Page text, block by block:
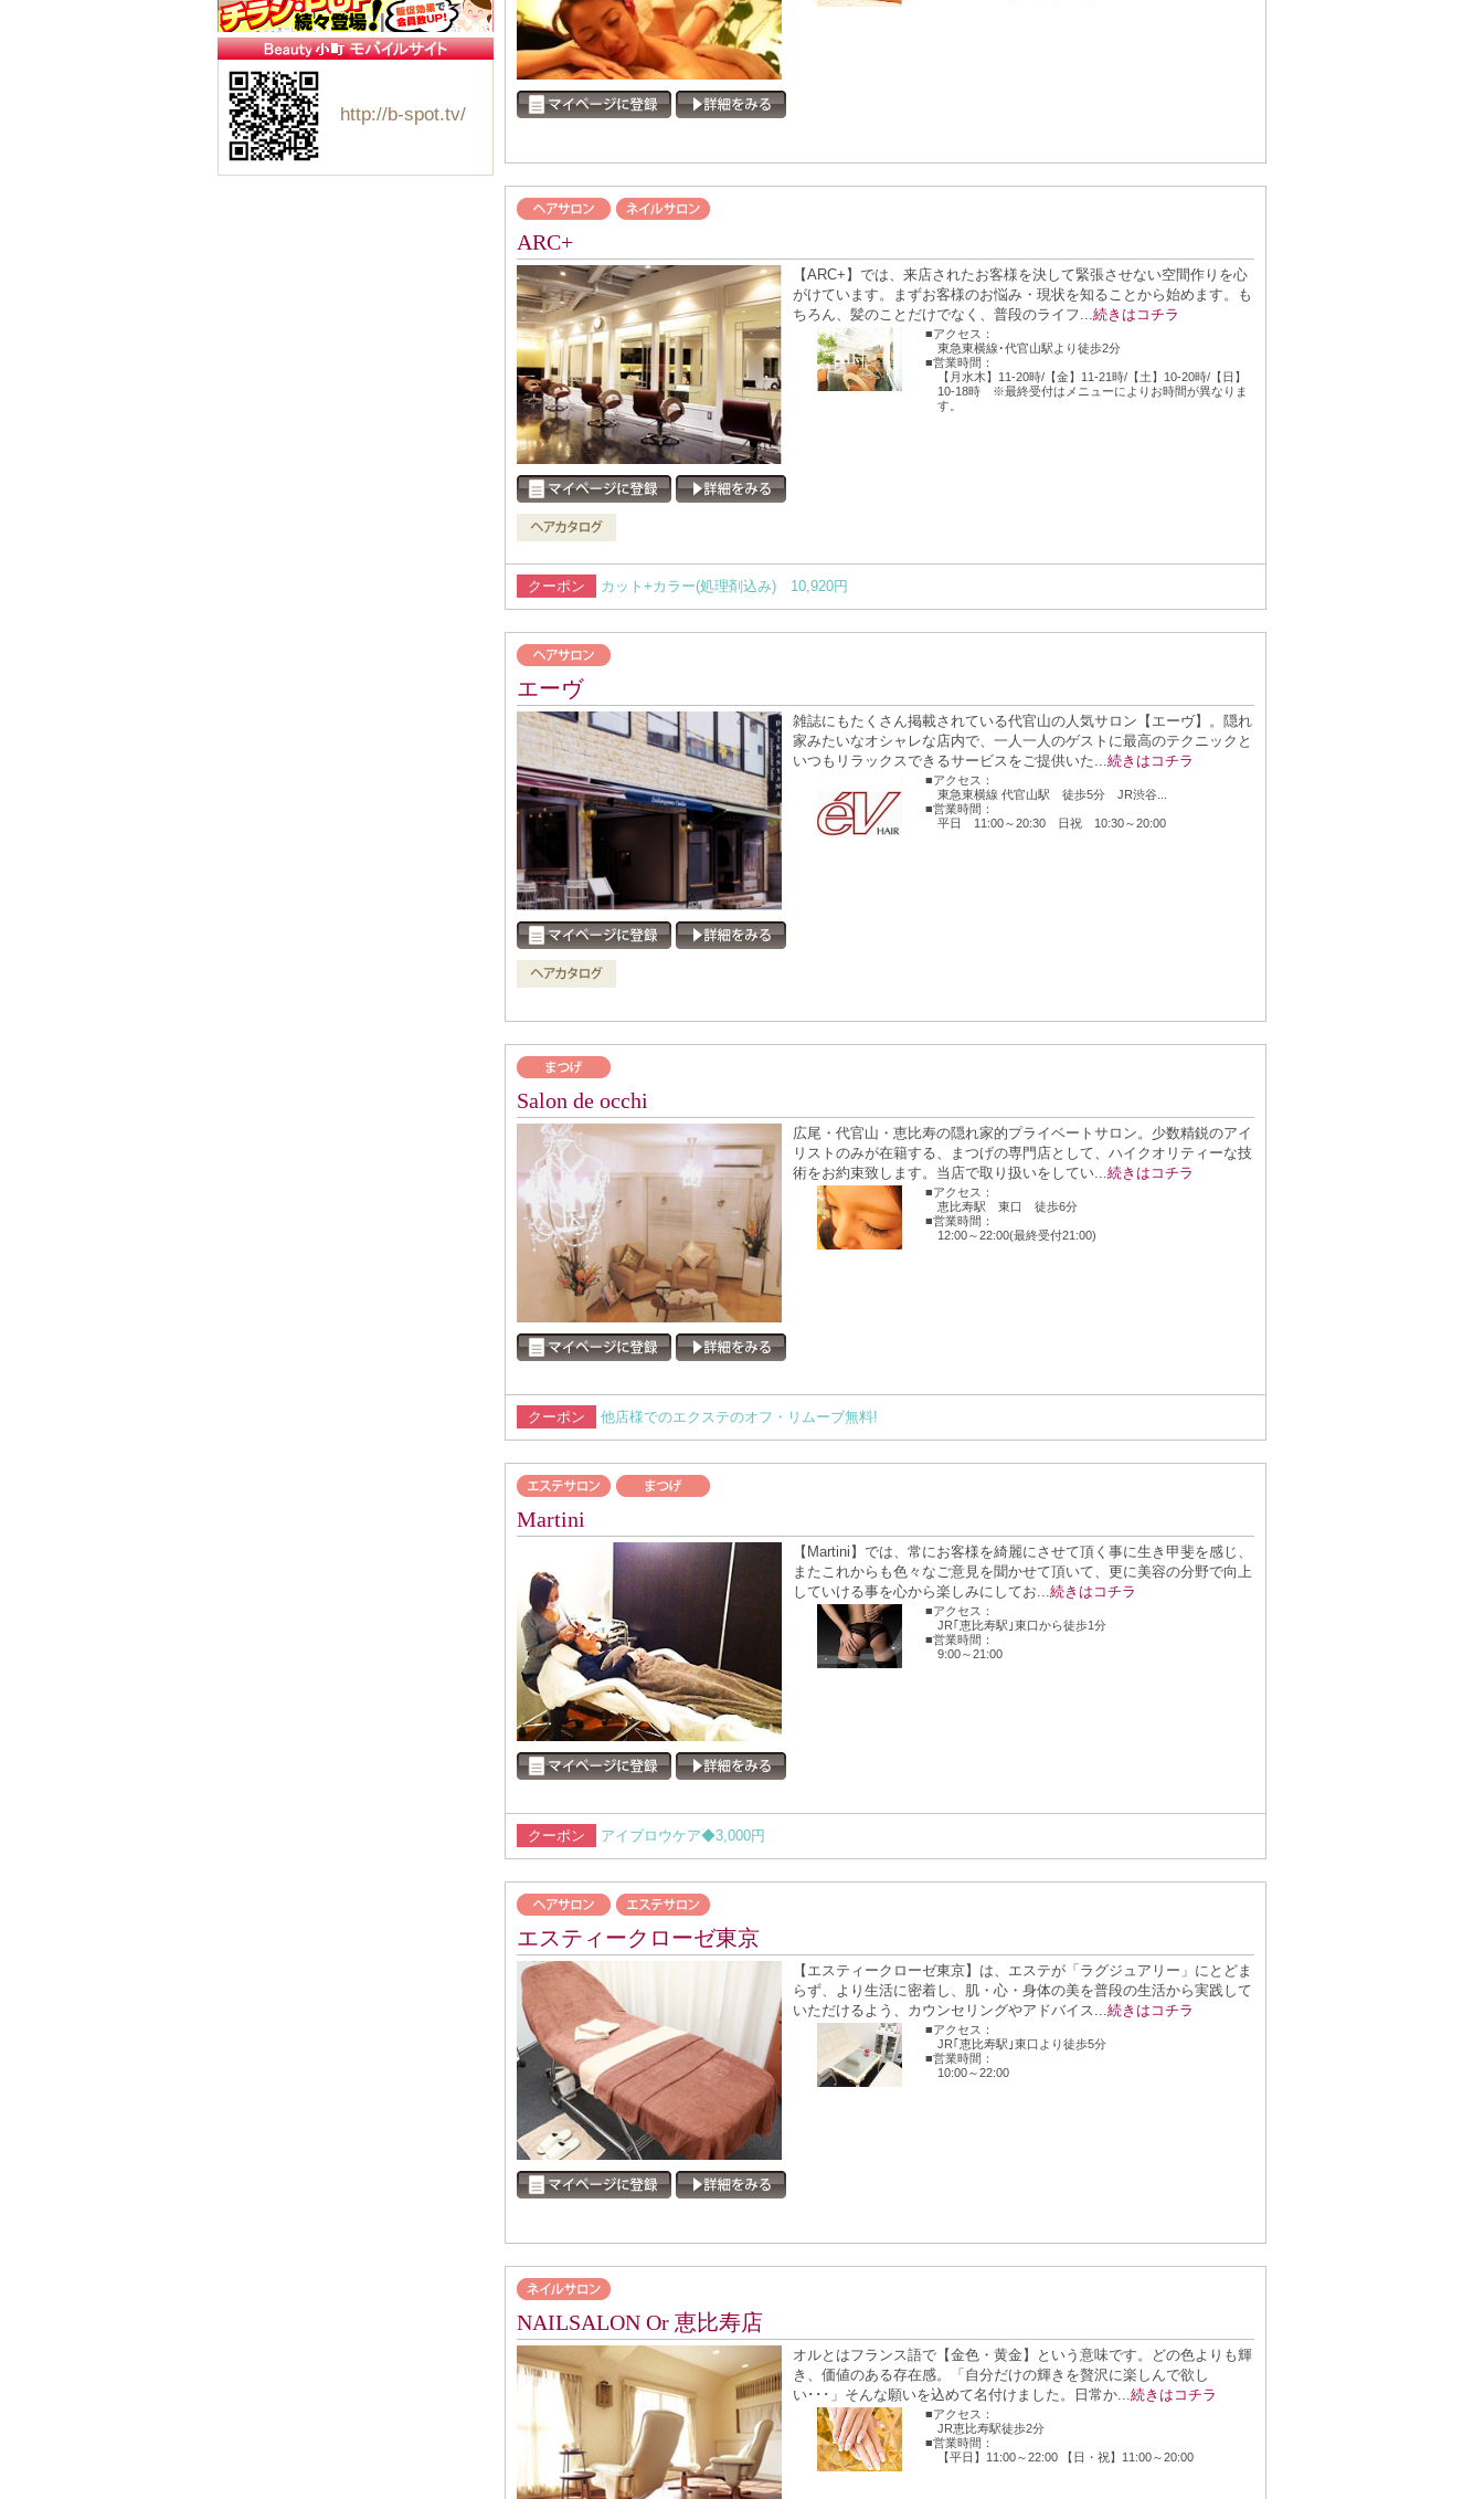
ARC+
【ARC+】では、来店されたお客様を決して緊張させない空間作りを心
がけています。まずお客様のお悩み・現状を知ることから始めます。も
ちろん、髪のことだけでなく、普段のライフ...続きはコチラ
■アクセス：
東急東横線･代官山駅より徒歩2分
■営業時間：
【月水木】11-20時/【金】11-21時/【土】10-20時/【日】
10-18時 ※最終受付はメニューによりお時間が異なりま
す。
クーポン カット+カラー(処理剤込み) 10,920円
エーヴ
雑誌にもたくさん掲載されている代官山の人気サロン【エーヴ】。隠れ
家みたいなオシャレな店内で、一人一人のゲストに最高のテクニックと
いつもリラックスできるサービスをご提供いた...続きはコチラ
■アクセス：
東急東横線 代官山駅 徒歩5分 JR渋谷...
■営業時間：
平日 11:00～20:30 日祝 10:30～20:00
Salon de occhi
広尾・代官山・恵比寿の隠れ家的プライベートサロン。少数精鋭のアイ
リストのみが在籍する、まつげの専門店として、ハイクオリティーな技
術をお約束致します。当店で取り扱いをしてい...続きはコチラ
■アクセス：
恵比寿駅 東口 徒歩6分
■営業時間：
12:00～22:00(最終受付21:00)
クーポン 他店様でのエクステのオフ・リムーブ無料!
Martini
【Martini】では、常にお客様を綺麗にさせて頂く事に生き甲斐を感じ、
またこれからも色々なご意見を聞かせて頂いて、更に美容の分野で向上
していける事を心から楽しみにしてお...続きはコチラ
■アクセス：
JR｢恵比寿駅｣東口から徒歩1分
■営業時間：
9:00～21:00
クーポン アイブロウケア◆3,000円
エスティークローゼ東京
【エスティークローゼ東京】は、エステが「ラグジュアリー」にとどま
らず、より生活に密着し、肌・心・身体の美を普段の生活から実践して
いただけるよう、カウンセリングやアドバイス...続きはコチラ
■アクセス：
JR｢恵比寿駅｣東口より徒歩5分
■営業時間：
10:00～22:00
NAILSALON Or 恵比寿店
オルとはフランス語で【金色・黄金】という意味です。どの色よりも輝
き、価値のある存在感。「自分だけの輝きを贅沢に楽しんで欲し
い･･･」そんな願いを込めて名付けました。日常か...続きはコチラ
■アクセス：
JR恵比寿駅徒歩2分
■営業時間：
【平日】11:00～22:00 【日・祝】11:00～20:00
http://b-spot.tv/